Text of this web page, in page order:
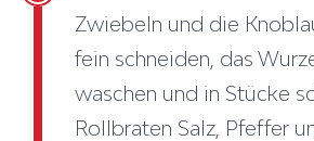
Zwiebeln und die
fein schneiden, das
waschen und in Stücke
Rollbraten Salz, Pfeffer